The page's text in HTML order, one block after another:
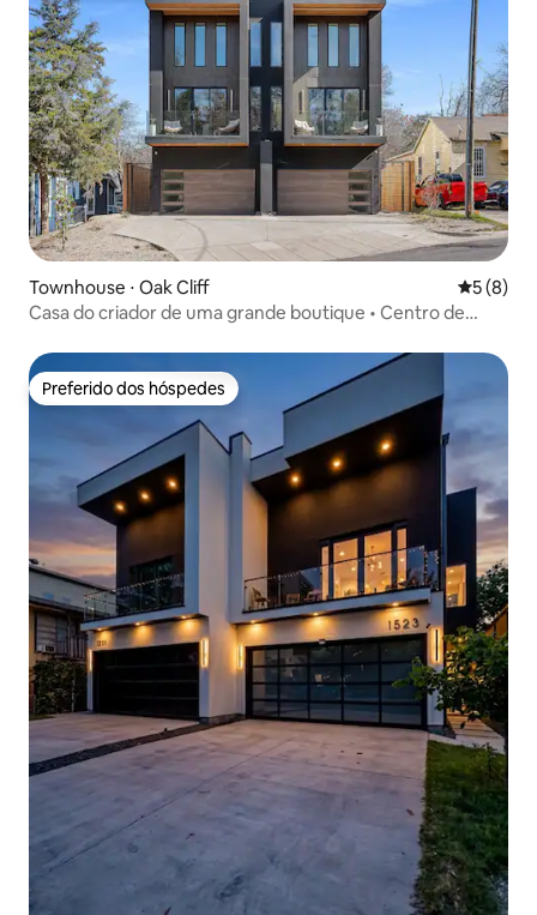
Townhouse ⋅ Oak Cliff 5 de
5 (8)
Casa do criador de uma grande boutique • Centro de
Preferido dos hóspedes
Preferido dos hóspedes